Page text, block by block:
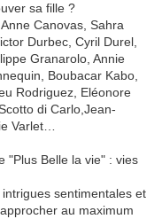
sa fille ?
Canovas, Sahra
Durbec, Cyril Durel,
Granarolo, Annie
Boubacar Kabo,
Rodriguez, Eléonore
di Carlo,Jean-
Varlet…
"Plus Belle la vie" : vies
sentimentales et
au maximum